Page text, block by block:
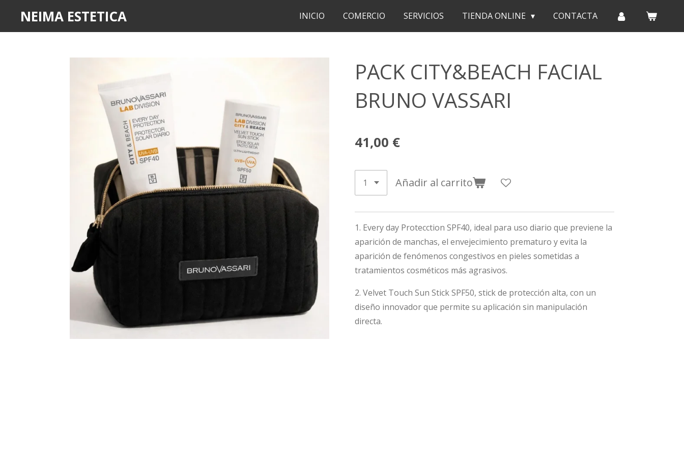
NEIMA ESTETICA INICIO COMERCIO SERVICIOS TIENDA ONLINE CONTACTA
PACK CITY&BEACH FACIAL
BRUNO VASSARI
41,00 €
Añadir al carrito
1. Every day Protecction SPF40, ideal para uso diario que previene la
aparición de manchas, el envejecimiento prematuro y evita la
aparición de fenómenos congestivos en pieles sometidas a
tratamientos cosméticos más agrasivos.
2. Velvet Touch Sun Stick SPF50, stick de protección alta, con un
diseño innovador que permite su aplicación sin manipulación
directa.